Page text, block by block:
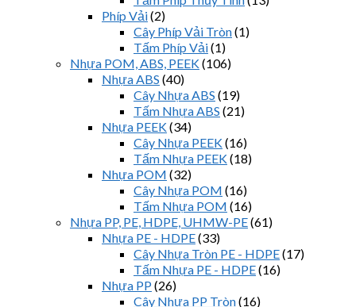
Phíp Vải(2)
Cây Phíp Vải Tròn(1)
Tấm Phíp Vải(1)
Nhựa POM, ABS, PEEK(106)
Nhựa ABS (40)
Cây Nhựa ABS (19)
Tấm Nhựa ABS (21)
Nhựa PEEK(34)
Cây Nhựa PEEK(16)
Tấm Nhựa PEEK(18)
Nhựa POM (32)
Cây Nhựa POM (16)
Tấm Nhựa POM (16)
Nhựa PP, PE, HDPE, UHMW-PE(61)
Nhựa PE - HDPE(33)
Cây Nhựa Tròn PE - HDPE(17)
Tấm Nhựa PE - HDPE(16)
Nhựa PP (26)
Cây Nhựa PP Tròn(16)